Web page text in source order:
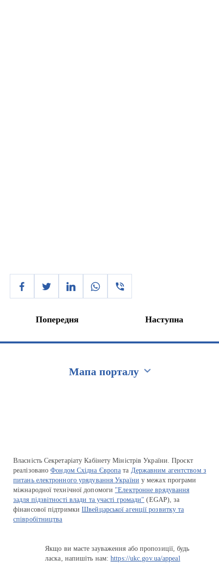
Попередня Наступна
Мапа порталу
Власність Секретаріату Кабінету Міністрів України. Проєкт
реалізованоФондом Східна Європа та Державним агентством з
питань електронного урядування України у межах програми
міжнародної технічної допомоги "Електронне врядування
задля підзвітності влади та участі громади" (EGAP), за
фінансової підтримкиШвейцарської агенції розвитку та
співробітництва
Якщо ви маєте зауваження або пропозиції, будь
ласка, напишіть нам:https://ukc.gov.ua/appeal